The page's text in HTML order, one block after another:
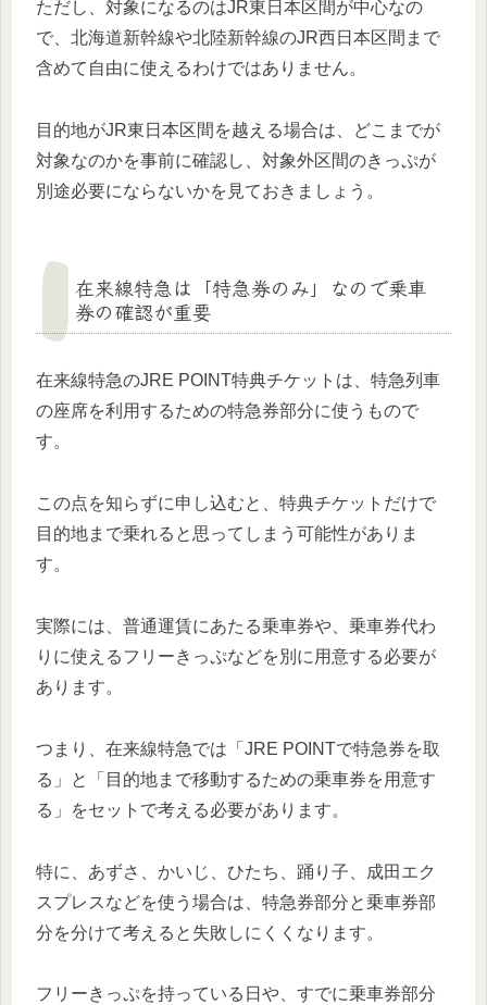
ただし、対象になるのはJR東日本区間が中心なの
で、北海道新幹線や北陸新幹線のJR西日本区間まで
含めて自由に使えるわけではありません。
目的地がJR東日本区間を越える場合は、どこまでが
対象なのかを事前に確認し、対象外区間のきっぷが
別途必要にならないかを見ておきましょう。
在来線特急は「特急券のみ」なので乗車
券の確認が重要
在来線特急のJRE POINT特典チケットは、特急列車
の座席を利用するための特急券部分に使うもので
す。
この点を知らずに申し込むと、特典チケットだけで
目的地まで乗れると思ってしまう可能性がありま
す。
実際には、普通運賃にあたる乗車券や、乗車券代わ
りに使えるフリーきっぷなどを別に用意する必要が
あります。
つまり、在来線特急では「JRE POINTで特急券を取
る」と「目的地まで移動するための乗車券を用意す
る」をセットで考える必要があります。
特に、あずさ、かいじ、ひたち、踊り子、成田エク
スプレスなどを使う場合は、特急券部分と乗車券部
分を分けて考えると失敗しにくくなります。
フリーきっぷを持っている日や、すでに乗車券部分